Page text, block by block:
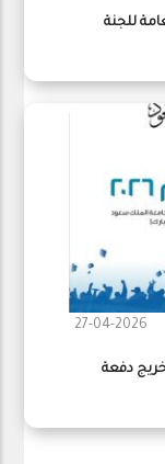
للجنة
27-04-2026
دفعة